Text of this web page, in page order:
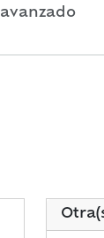
avanzado